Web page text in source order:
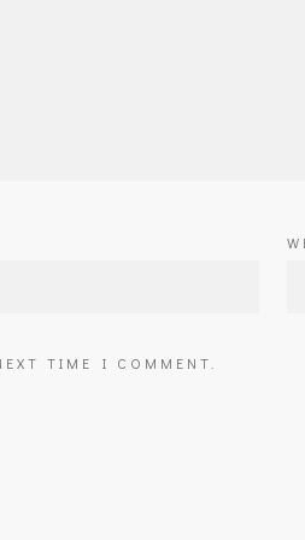
TIME I COMMENT.